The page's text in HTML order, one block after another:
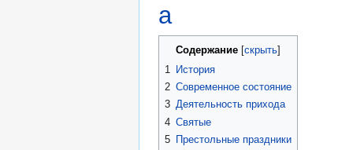
Содержание
1
История
2 Современное состояние
3 Деятельность прихода
4 Святые
5 Престольные праздники